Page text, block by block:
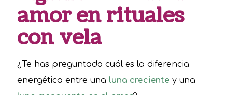
amor en rituales
con vela
¿Te has preguntado cuál es la diferencia
energética entre una luna crecientey una